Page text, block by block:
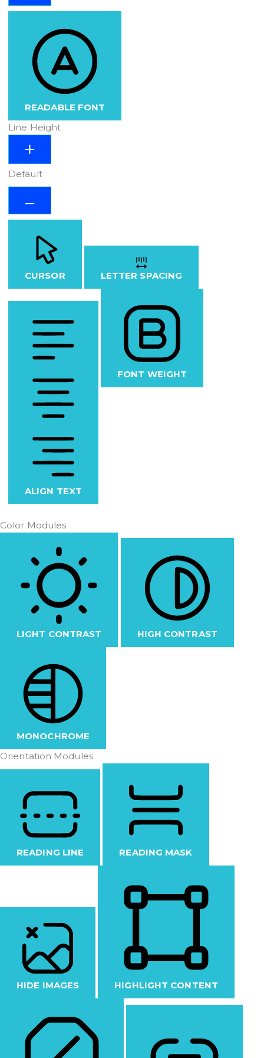
READABLE FONT
Line Height
Default
CURSOR LETTER SPACING
ALIGN TEXT
FONT WEIGHT
Color Modules
LIGHT CONTRAST HIGH CONTRAST
MONOCHROME
Orientation Modules
READING LINE READING MASK
HIDE IMAGES HIGHLIGHT CONTENT